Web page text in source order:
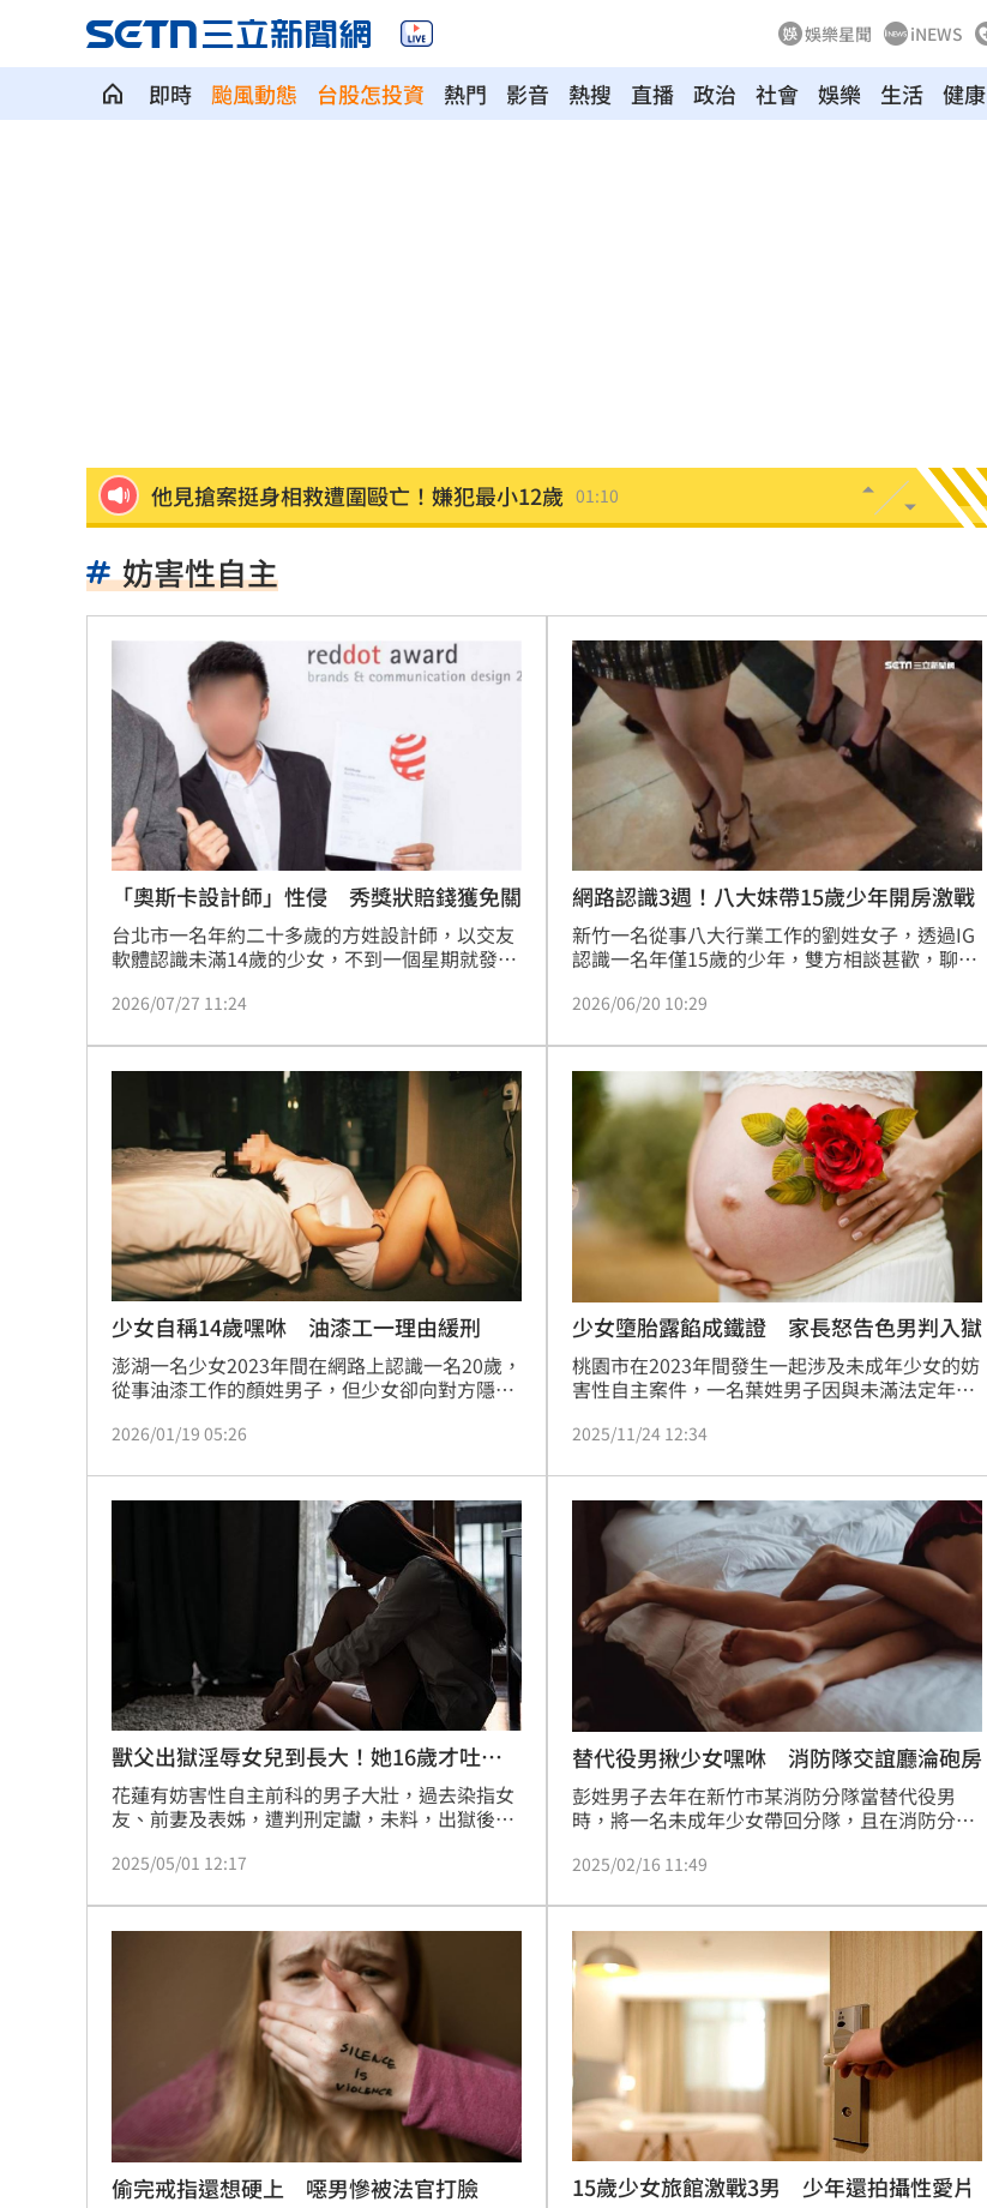
娛樂星聞 iNEWS
即時 颱風動態 台股怎投資 熱門 影音 熱搜 直播 政治 社會 娛樂 生活 健康
他見搶案挺身相救遭圍毆亡！嫌犯最小12歲 01:10
24歲存款破百萬！她公開致富關鍵：超孝順 01:02
這大廠產能利用率衝90% 目標價上看220元 01:00
埃及知名女星涉毒被判死 引發社會震驚 00:49
桃園聯隊奪世界青棒亞軍 張善政接機 00:47
男駕車至議員服務處嗆開槍 台中警抓到了
新／Sandisk挫5%！台指期翻紅站回44000點 00:40
勞動部：Uber Eats疊單計算方式違法
斷交國200萬磅蝦遭我友邦封殺！業者慘叫 23:54
新北待售餘屋萬8戶 永和竟只賣贏八里！ 23:47
為5億商機翻臉 肥大叔插刀：要死一起死 23:32
杜金龍點名：「這檔權值股」千萬別長抱 23:25
額頭冒出痘痘 女手癢猛摳竟成「病毒疣」
台灣彩券開獎直播中 20:31
LIVE三立+24小時直播 15:27
三立iNEWS新聞台線上直播
妨害性自主
「奧斯卡設計師」性侵 秀獎狀賠錢獲免關
台北市一名年約二十多歲的方姓設計師，以交友
軟體認識未滿14歲的少女，不到一個星期就發生
校廁所及雙方住家共激戰6次，其中2次還拿手機
認罪、願賠70萬元，少女母親不接受，判刑5年4
月，二審賠償金提高為150萬元達成和解。
2026/07/27 11:24
網路認識3週！八大妹帶15歲少年開房激戰
新竹一名從事八大行業工作的劉姓女子，透過IG
認識一名年僅15歲的少年，雙方相談甚歡，聊了
戰，結果事後被少年母親抓包，怒告劉女妨害性
親和解，依對十四歲以上未滿十六歲之男子為性
交罪，判處有期徒刑4月。
2026/06/20 10:29
少女自稱14歲嘿咻 油漆工一理由緩刑
澎湖一名少女2023年間在網路上認識一名20歲，
從事油漆工作的顏姓男子，但少女卻向對方隱瞞
是在認識4個月後發生性關係，後來少女家人得
年齡經計算確實在案發時已滿14歲，審酌顏男無
前科，犯後深具悔意也和少女達成和解，因此依
妨害性自主罪嫌判處5個月徒刑，宣告緩刑2年，
並在6個月內支付公庫2萬元並接受4場教育輔
導。
2026/01/19 05:26
少女墮胎露餡成鐵證 家長怒告色男判入獄
桃園市在2023年間發生一起涉及未成年少女的妨
害性自主案件，一名葉姓男子因與未滿法定年齡
刑，面臨入獄服刑的後果。
2025/11/24 12:34
獸父出獄淫辱女兒到長大！她16歲才吐真
相
花蓮有妨害性自主前科的男子大壯，過去染指女
友、前妻及表姊，遭判刑定讞，未料，出獄後；
小三年級，不斷猥褻、性侵到國一；一直到小花
歷歷，大壯仍否認犯行，被法官依法判刑5年6個
月有期徒刑，可上訴。
2025/05/01 12:17
替代役男揪少女嘿咻 消防隊交誼廳淪砲房
彭姓男子去年在新竹市某消防分隊當替代役男
時，將一名未成年少女帶回分隊，且在消防分隊
女「拍照瞅瞅啊」，少女自拍下體回傳不雅照，
判處3年10月徒刑。
2025/02/16 11:49
偷完戒指還想硬上 噁男慘被法官打臉 15歲少女旅館激戰3男 少年還拍攝性愛片